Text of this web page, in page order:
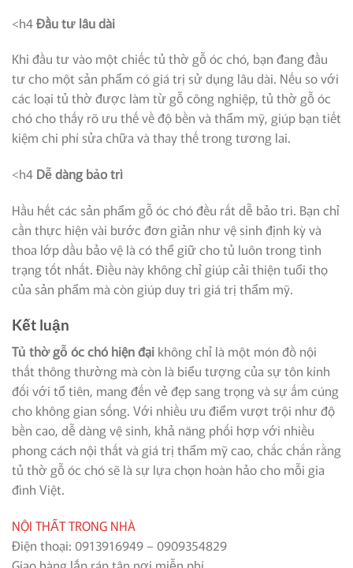
<h4Đầu tư lâu dài
Khi đầu tư vào một chiếc tủ thờ gỗ óc chó, bạn đang đầu
tư cho một sản phẩm có giá trị sử dụng lâu dài. Nếu so với
các loại tủ thờ được làm từ gỗ công nghiệp, tủ thờ gỗ óc
chó cho thấy rõ ưu thế về độ bền và thẩm mỹ, giúp bạn tiết
kiệm chi phí sửa chữa và thay thế trong tương lai.
<h4 Dễ dàng bảo trì
Hầu hết các sản phẩm gỗ óc chó đều rất dễ bảo trì. Bạn chỉ
cần thực hiện vài bước đơn giản như vệ sinh định kỳ và
thoa lớp dầu bảo vệ là có thể giữ cho tủ luôn trong tình
trạng tốt nhất. Điều này không chỉ giúp cải thiện tuổi thọ
của sản phẩm mà còn giúp duy trì giá trị thẩm mỹ.
Kết luận
Tủ thờ gỗ óc chó hiện đại không chỉ là một món đồ nội
thất thông thường mà còn là biểu tượng của sự tôn kính
đối với tổ tiên, mang đến vẻ đẹp sang trọng và sự ấm cúng
cho không gian sống. Với nhiều ưu điểm vượt trội như độ
bền cao, dễ dàng vệ sinh, khả năng phối hợp với nhiều
phong cách nội thất và giá trị thẩm mỹ cao, chắc chắn rằng
tủ thờ gỗ óc chó sẽ là sự lựa chọn hoàn hảo cho mỗi gia
đình Việt.
NỘI THẤT TRONG NHÀ
Điện thoại: 0913916949 – 0909354829